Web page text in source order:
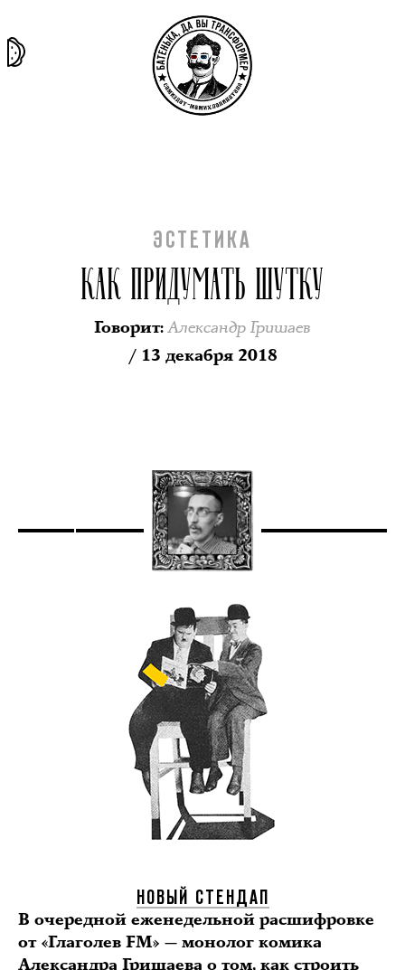
ЭСТЕТИКА
КАК ПРИДУМАТЬ ШУТКУ
Говорит:Александр Гришаев
/ 13 декабря 2018
НОВЫЙ СТЕНДАП
В очередной еженедельной расшифровке
от «Глаголев FM» — монолог комика
Александра Гришаева о том, как строить